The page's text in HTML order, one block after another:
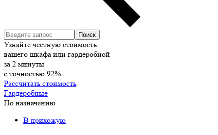
Узнайте честную стоимость
вашего шкафа или гардеробной
за 2 минуты
с точностью 92%
Рассчитать стоимость
Гардеробные
По назначению
В прихожую